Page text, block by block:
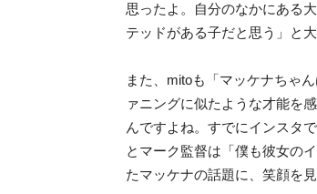
思ったよ。自分のなかにある
テッドがある子だと思う」と大
また、mitoも「マッケナちゃ
ァニングに似たような才能を
んですよね。すでにインスタ
とマーク監督は「僕も彼女の
たマッケナの話題に、笑顔を見